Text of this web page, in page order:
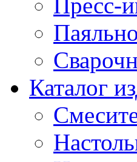
Каталог